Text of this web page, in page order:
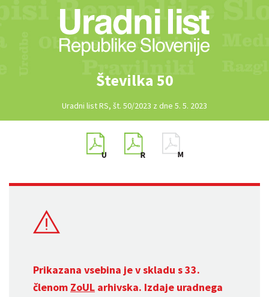
Številka 50
Uradni list RS, št. 50/2023 z dne 5. 5. 2023
Prikazana vsebina je v skladu s 33.
členom ZoUL arhivska. Izdaje uradnega